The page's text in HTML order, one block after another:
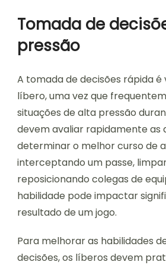
Tomada de
pressão
A tomada de decisões rápida
líbero, uma vez que
situações de alta pressão
devem avaliar rapidamente as
determinar o melhor curso de
interceptando um passe,
reposicionando colegas de
habilidade pode impactar
resultado de um jogo.
Para melhorar as habilidades
decisões, os líberos devem